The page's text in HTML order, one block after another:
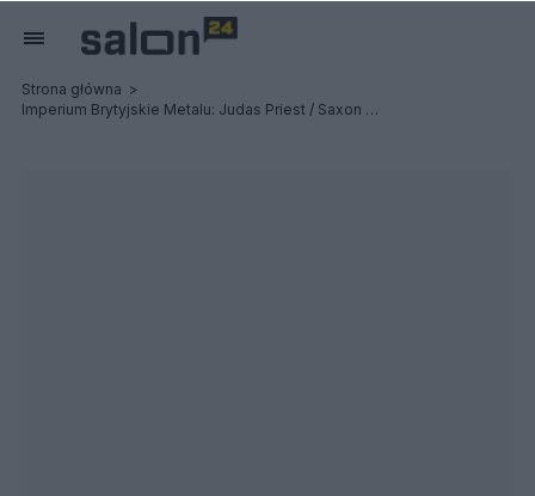
Strona główna
Imperium Brytyjskie Metalu: Judas Priest / Saxon / Uriah Heep - Relacja